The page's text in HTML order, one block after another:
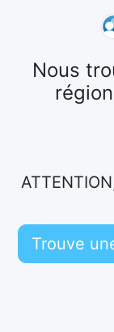
Nous
Trouve